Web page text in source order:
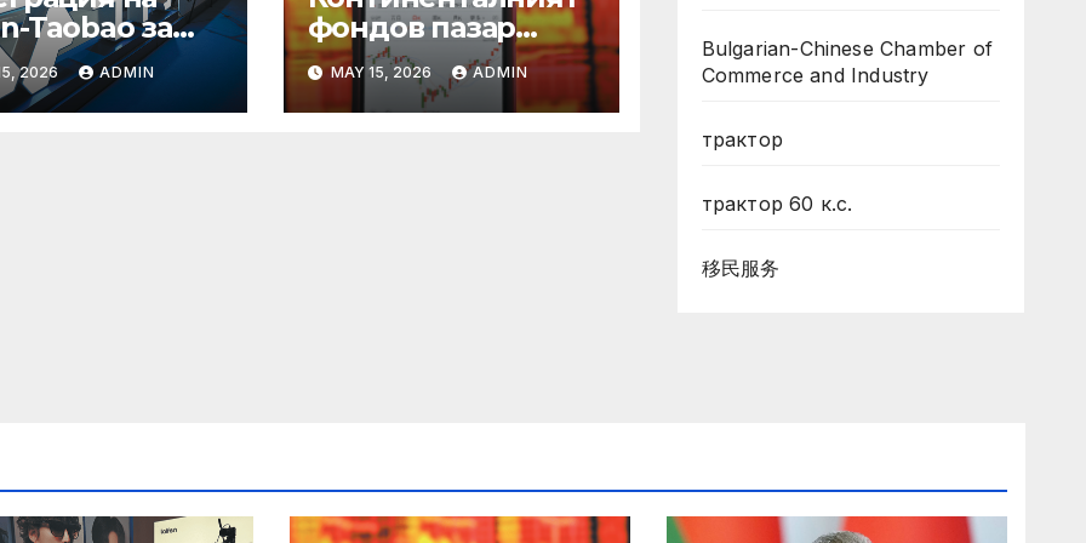
Taobao за
на
618
2026 ADMIN
фондов пазар
достига 11-
годишен връх
MAY 15, 2026 ADMIN
Bulgarian-Chinese Chamber of
Commerce and Industry
трактор
трактор 60 к.с.
移民服务